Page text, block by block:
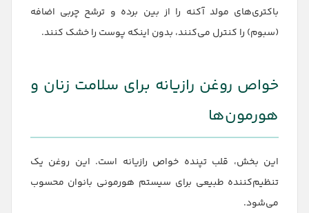
باکتری‌های مولد آکنه را از بین برده و ترشح چربی اضافه
(سبوم) را کنترل می‌کنند، بدون اینکه پوست را خشک کنند.
خواص روغن رازیانه برای سلامت زنان و
هورمون‌ها
این بخش، قلب تپنده خواص رازیانه است. این روغن یک
تنظیم‌کننده طبیعی برای سیستم هورمونی بانوان محسوب
می‌شود.